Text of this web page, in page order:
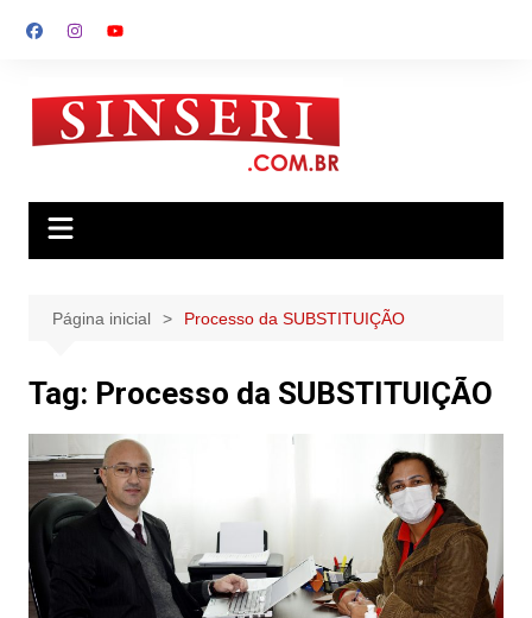
para
conteúdo
Página inicial Processo da SUBSTITUIÇÃO
Tag: Processo da SUBSTITUIÇÃO